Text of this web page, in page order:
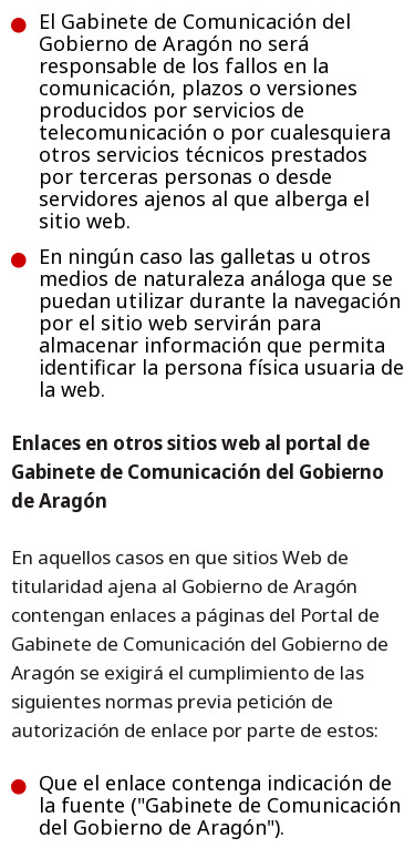
El Gabinete de Comunicación del
Gobierno de Aragón no será
responsable de los fallos en la
comunicación, plazos o versiones
producidos por servicios de
telecomunicación o por cualesquiera
otros servicios técnicos prestados
por terceras personas o desde
servidores ajenos al que alberga el
sitio web.
En ningún caso las galletas u otros
medios de naturaleza análoga que se
puedan utilizar durante la navegación
por el sitio web servirán para
almacenar información que permita
identificar la persona física usuaria de
la web.
Enlaces en otros sitios web al portal de
Gabinete de Comunicación del Gobierno
de Aragón
En aquellos casos en que sitios Web de
titularidad ajena al Gobierno de Aragón
contengan enlaces a páginas del Portal de
Gabinete de Comunicación del Gobierno de
Aragón se exigirá el cumplimiento de las
siguientes normas previa petición de
autorización de enlace por parte de estos:
Que el enlace contenga indicación de
la fuente ("Gabinete de Comunicación
del Gobierno de Aragón").